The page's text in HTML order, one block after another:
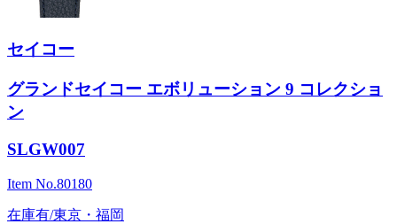
セイコー
グランドセイコー エボリューション 9 コレクショ
ン
SLGW007
Item No.80180
在庫有/東京・福岡